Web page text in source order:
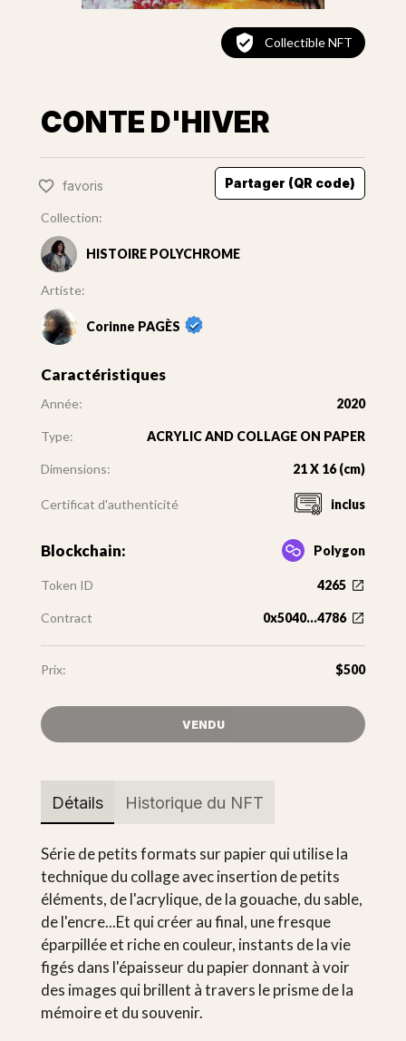
Collectible NFT
CONTE D'HIVER
favoris Partager (QR code)
Collection:
HISTOIRE POLYCHROME
Artiste:
Corinne PAGÈS
Caractéristiques
Année: 2020
Type: ACRYLIC AND COLLAGE ON PAPER
Dimensions: 21 X 16 (cm)
Certificat d'authenticité inclus
Blockchain: Polygon
Token ID 4265
Contract 0x5040...4786
Prix: $500
VENDU
Détails Historique du NFT
Série de petits formats sur papier qui utilise la
technique du collage avec insertion de petits
éléments, de l'acrylique, de la gouache, du sable,
de l'encre...Et qui créer au final, une fresque
éparpillée et riche en couleur, instants de la vie
figés dans l'épaisseur du papier donnant à voir
des images qui brillent à travers le prisme de la
mémoire et du souvenir.